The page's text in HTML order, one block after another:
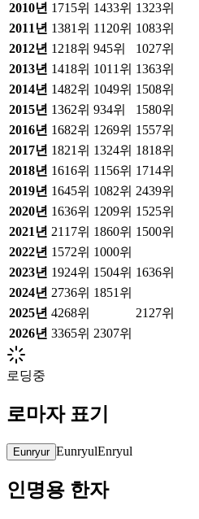
2010년 1715위 1433위 1323위
2011 년 1381위 1120위 1083위
2012년 1218위 945위
1027위
2013년 1418위 1011위 1363위
2014년 1482위 1049위 1508위
2015년 1362위 934위
1580위
2016년 1682위 1269위 1557위
2017년 1821위 1324위 1818위
2018년 1616위 1156위 1714위
2019년 1645위 1082위 2439위
2020년 1636위 1209위 1525위
2021 년 2117위 1860위 1500위
2022년 1572위 1000위
2023년 1924위 1504위 1636위
2024년 2736위 1851위
2025년 4268위
2127위
2026년 3365위 2307위
로딩중
로마자 표기
Eunryur EunryulEnryul
인명용 한자